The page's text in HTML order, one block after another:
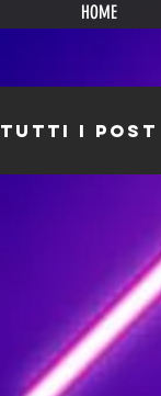
HOME
Tutti i post